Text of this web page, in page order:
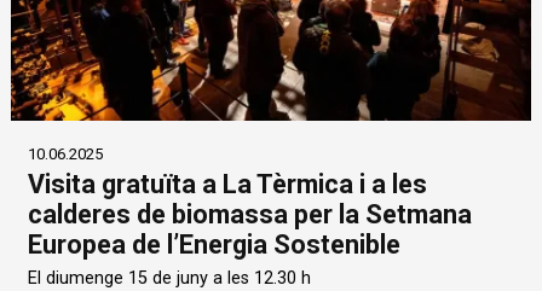
10.06.2025
Visita gratuïta a La Tèrmica i a les
calderes de biomassa per la Setmana
Europea de l’Energia Sostenible
El diumenge 15 de juny a les 12.30 h